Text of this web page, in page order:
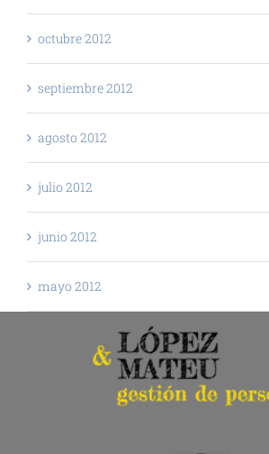
octubre 2012
septiembre 2012
agosto 2012
julio 2012
junio 2012
mayo 2012